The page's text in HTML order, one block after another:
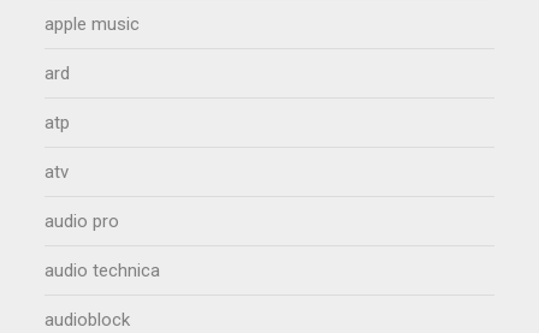
apple music
ard
atp
atv
audio pro
audio technica
audioblock